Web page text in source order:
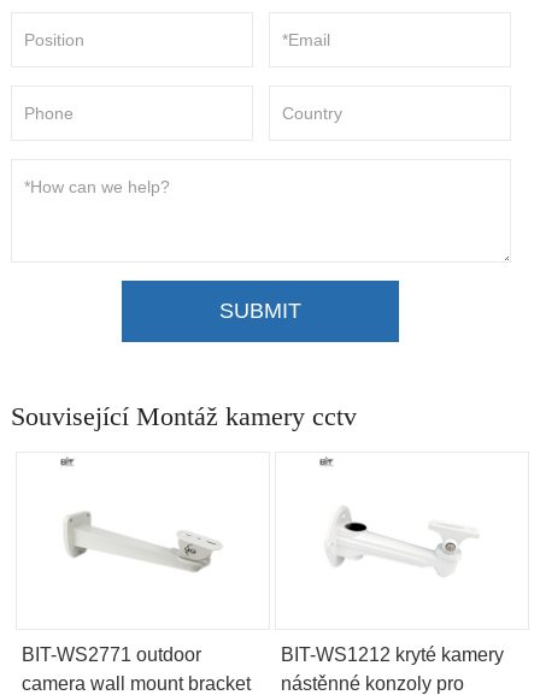
SUBMIT
Související Montáž kamery cctv
BIT-WS2771 outdoor
camera wall mount bracket
BIT-WS1212 kryté kamery
nástěnné konzoly pro